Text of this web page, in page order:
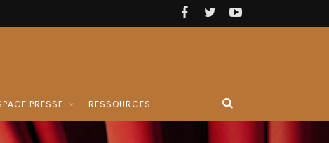
PRESSE RESSOURCES